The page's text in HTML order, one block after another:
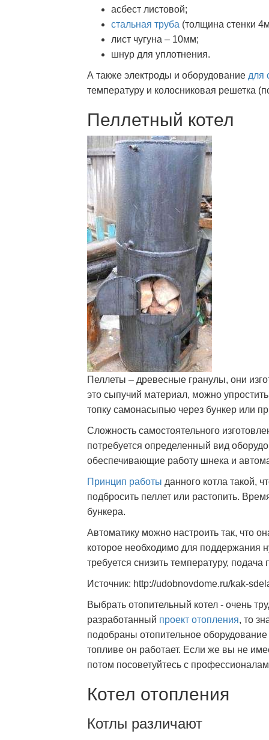
асбест листовой;
стальная труба (толщина стенки
лист чугуна – 10мм;
шнур для уплотнения.
А также электроды и оборудование для
температуру и колосниковая решетка
Пеллетный котел
Пеллеты – древесные гранулы, они
это сыпучий материал, можно
топку самонасыпью через бункер или
Сложность самостоятельного
потребуется определенный вид
обеспечивающие работу шнека и
Принцип работы данного котла такой,
подбросить пеллет или растопить.
бункера.
Автоматику можно настроить так, что
которое необходимо для поддержания
требуется снизить температуру,
Источник: http://udobnovdome.ru/kak-
Выбрать отопительный котел - очень
разработанный проект отопления, то
подобраны отопительное
топливе он работает. Если же вы не
потом посоветуйтесь с
Котел отопления
Котлы различают